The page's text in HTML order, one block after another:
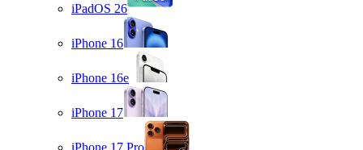
iPadOS 26
iPhone 16
iPhone 16e
iPhone 17
iPhone 17 Pro